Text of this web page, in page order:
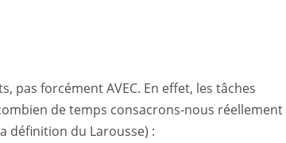
pas forcément AVEC. En effet, les tâches
de temps consacrons-nous réellement
définition du Larousse) :